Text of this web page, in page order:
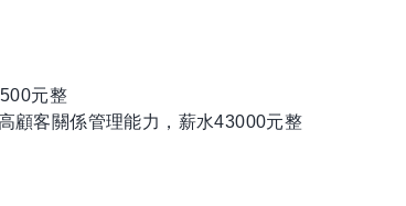
元整
顧客關係管理能力，薪水43000元整